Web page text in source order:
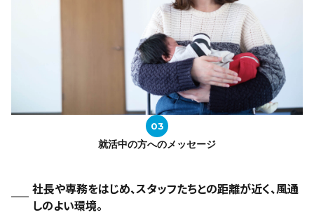
就活中の方へのメッセージ
社長や専務をはじめ、スタッフたちとの距離が近く、風通
しのよい環境。